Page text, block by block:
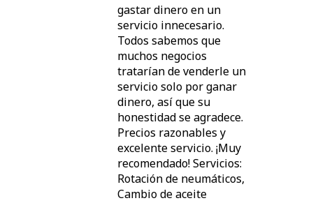
gastar dinero en un
servicio innecesario.
Todos sabemos que
muchos negocios
tratarían de venderle un
servicio solo por ganar
dinero, así que su
honestidad se agradece.
Precios razonables y
excelente servicio. ¡Muy
recomendado! Servicios:
Rotación de neumáticos,
Cambio de aceite